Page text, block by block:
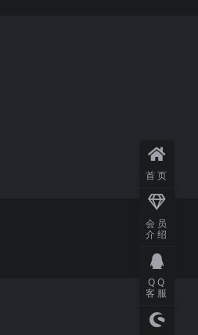
首页
会员
介绍
QQ
客服